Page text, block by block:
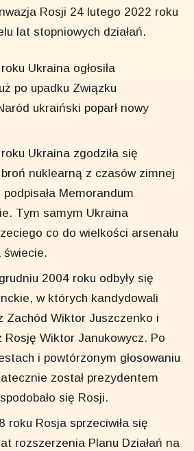
Rosji 24 lutego 2022 roku
lat stopniowych działań.
Ukraina ogłosiła
po upadku Związku
ukraiński poparł nowy
Ukraina zgodziła się
nuklearną z czasów zimnej
Memorandum
Tym samym Ukraina
co do wielkości arsenału
świecie.
2004 roku odbyły się
w których kandydowali
Zachód Wiktor Juszczenko i
Rosję Wiktor Janukowycz. Po
i powtórzonym głosowaniu
został prezydentem
się Rosji.
roku Rosja sprzeciwiła się
rozszerzenia Planu Działań na